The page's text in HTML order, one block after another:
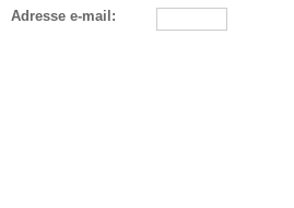
Adresse e-mail: